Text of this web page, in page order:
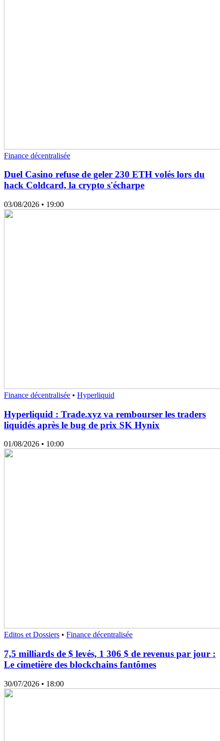
Finance décentralisée
Duel Casino refuse de geler 230 ETH volés lors du
hack Coldcard, la crypto s'écharpe
03/08/2026 • 19:00
Finance décentralisée • Hyperliquid
Hyperliquid : Trade.xyz va rembourser les traders
liquidés après le bug de prix SK Hynix
01/08/2026 • 10:00
Editos et Dossiers • Finance décentralisée
7,5 milliards de $ levés, 1 306 $ de revenus par jour :
Le cimetière des blockchains fantômes
30/07/2026 • 18:00